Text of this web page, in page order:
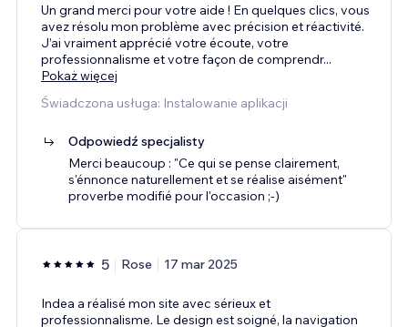
Un grand merci pour votre aide ! En quelques clics, vous
avez résolu mon problème avec précision et réactivité.
J’ai vraiment apprécié votre écoute, votre
professionnalisme et votre façon de comprendr...
Pokaż więcej
Świadczona usługa: Instalowanie aplikacji
Odpowiedź specjalisty
Merci beaucoup : "Ce qui se pense clairement,
s'énnonce naturellement et se réalise aisément"
proverbe modifié pour l'occasion ;-)
5 Rose 17 mar 2025
Indea a réalisé mon site avec sérieux et
professionnalisme. Le design est soigné, la navigation